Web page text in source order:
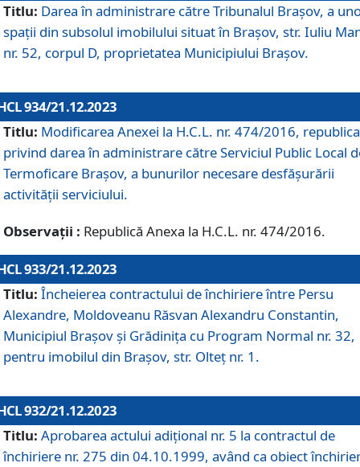
Titlu: Darea în administrare către Tribunalul Brașov, a
spații din subsolul imobilului situat în Brașov, str. Iuliu
nr. 52, corpul D, proprietatea Municipiului Brașov.
934/21.12.2023
Titlu: Modificarea Anexei la H.C.L. nr. 474/2016,
privind darea în administrare către Serviciul Public Local
Termoficare Braşov, a bunurilor necesare desfăşurării
activităţii serviciului.
Observații : Republică Anexa la H.C.L. nr. 474/2016.
933/21.12.2023
Titlu: Încheierea contractului de închiriere între Persu
Alexandre, Moldoveanu Răsvan Alexandru Constantin,
Municipiul Braşov şi Grădinița cu Program Normal nr. 32,
pentru imobilul din Brașov, str. Olteț nr. 1.
932/21.12.2023
Titlu: Aprobarea actului adițional nr. 5 la contractul de
închiriere nr. 275 din 04.10.1999, având ca obiect